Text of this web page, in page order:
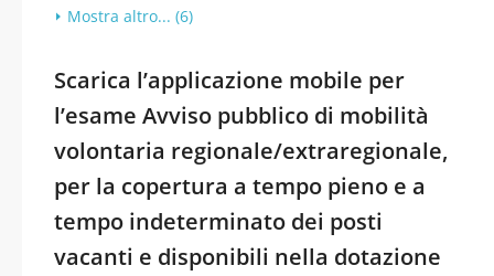
Mostra altro... (6)
Scarica l’applicazione mobile per
l’esame Avviso pubblico di mobilità
volontaria regionale/extraregionale,
per la copertura a tempo pieno e a
tempo indeterminato dei posti
vacanti e disponibili nella dotazione